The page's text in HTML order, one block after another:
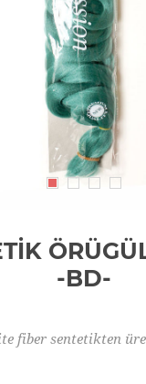
-BD-
fiber sentetikten